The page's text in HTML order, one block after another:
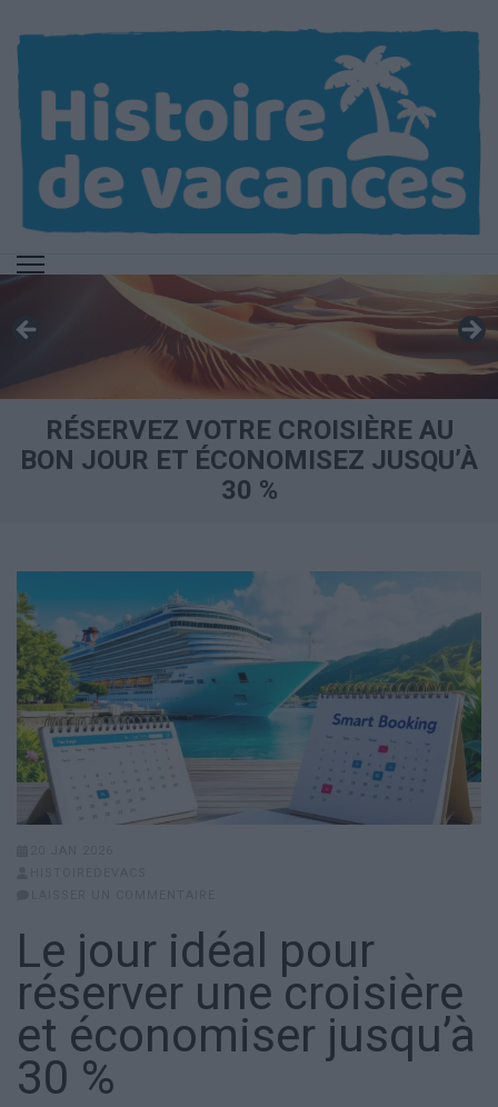
contenu
(Pressez
Entrée)
RÉSERVEZ VOTRE CROISIÈRE AU
BON JOUR ET ÉCONOMISEZ JUSQU’À
30 %
Le jour idéal pour
réserver une croisière
et économiser jusqu’à
30 %